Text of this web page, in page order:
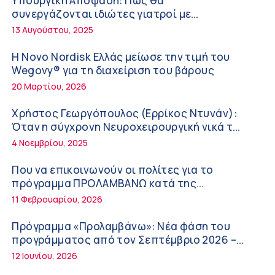
Διακοπές με ασφάλεια
6:20 πμ
Ειρήνη Ζίγκιρη (Ερρίκος Ντυνάν): H θερμική
καταπόνηση στους ηλικιωμένους
εργαζόμενους
6:11 πμ
Σύσκεψη στον ΕΟΦ για την ομαλή λειτουργία
της εφοδιαστικής αλυσίδας των φαρμάκων
στη διάρκεια του καλοκαιριού
12:08 μμ
Μιχάλης Τάτσης, Insurance & Healthcare
Analyst, διευθυντής Επιχειρηματικής
Ανάπτυξης Ομίλου HHG
11:54 πμ
Kavita Patel: Ένα στα πέντε καινοτόμα
φάρμακα φτάνει τελικά στην Ελλάδα
9:21 πμ
Υπάρχει τελικά «δίαιτα θυρεοειδούς»; Τι
συνεργάζονται ιδιώτες γιατροί με
νοσοκομεία του δημοσίου συστήματος
13 Αυγούστου, 2025
Η Novo Nordisk Ελλάς μείωσε την τιμή του
Wegovy® για τη διαχείριση του βάρους
20 Μαρτίου, 2026
Χρήστος Γεωργόπουλος (Ερρίκος Ντυνάν):
Όταν η σύγχρονη Νευροχειρουργική νικά το
φόβο!
4 Νοεμβρίου, 2025
Που να επικοινωνούν οι πολίτες για το
πρόγραμμα ΠΡΟΛΑΜΒΑΝΩ κατά της
παχυσαρκίας
11 Φεβρουαρίου, 2026
Πρόγραμμα «Προλαμβάνω»: Νέα φάση του
προγράμματος από τον Σεπτέμβριο 2026 –
Δωρεάν προληπτικές εξετάσεις έως το 2030
12 Ιουνίου, 2026